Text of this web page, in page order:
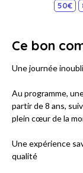
50€
Ce bon
Une journée
Au programme,
partir de 8 ans,
plein cœur de la
Une expérience
qualité